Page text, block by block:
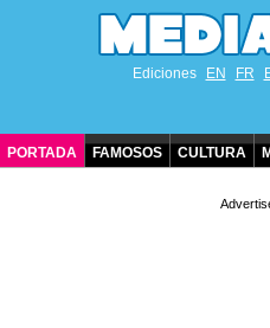
Ediciones EN FR
PORTADA FAMOSOS CULTURA